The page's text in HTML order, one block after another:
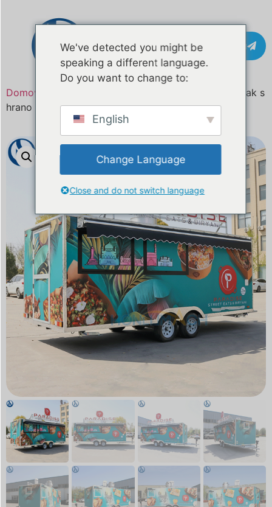
Pišite na
Domov
/ 18,4 FT prilagojen mobilni tovornjak s
hrano za Srbijo in Evropo
We've detected you might be
speaking a different language.
Do you want to change to:
English
Change Language
Close and do not switch language